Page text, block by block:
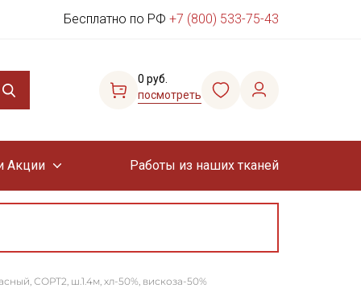
Бесплатно по РФ +7 (800) 533-75-43
0 руб.
посмотреть
Акции Работы из наших тканей
СОРТ2, ш.1.4м, хл-50%, вискоза-50%